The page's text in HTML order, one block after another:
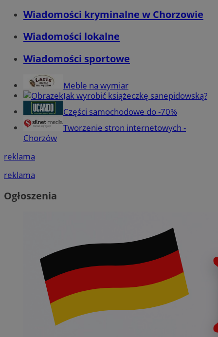
Wiadomości kryminalne w Chorzowie
Wiadomości lokalne
Wiadomości sportowe
Meble na wymiar
Jak wyrobić książeczkę sanepidowską?
Części samochodowe do -70%
Tworzenie stron internetowych -
Chorzów
reklama
reklama
Ogłoszenia